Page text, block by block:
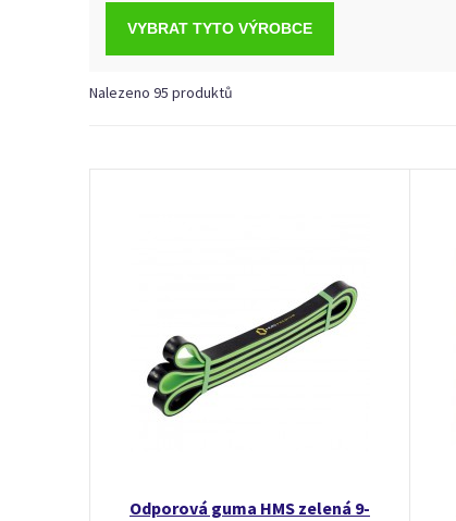
Nalezeno 95 produktů
Odporová guma HMS zelená 9-